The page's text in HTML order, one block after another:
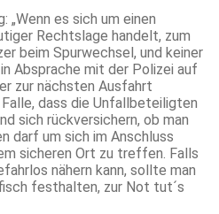
„Wenn es sich um einen
Rechtslage handelt, zum
beim Spurwechsel, und keiner
Absprache mit der Polizei auf
zur nächsten Ausfahrt
dass die Unfallbeteiligten
sich rückversichern, ob man
darf um sich im Anschluss
sicheren Ort zu treffen. Falls
nähern kann, sollte man
festhalten, zur Not tut´s